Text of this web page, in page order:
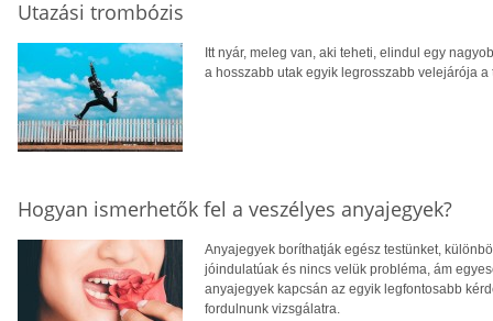
Utazási trombózis
Itt nyár, meleg van, aki teheti, elindul egy
a hosszabb utak egyik legrosszabb velejárója
Hogyan ismerhetők fel a veszélyes anyajegyek?
Anyajegyek boríthatják egész testünket,
jóindulatúak és nincs velük probléma, ám
anyajegyek kapcsán az egyik legfontosabb
fordulnunk vizsgálatra.